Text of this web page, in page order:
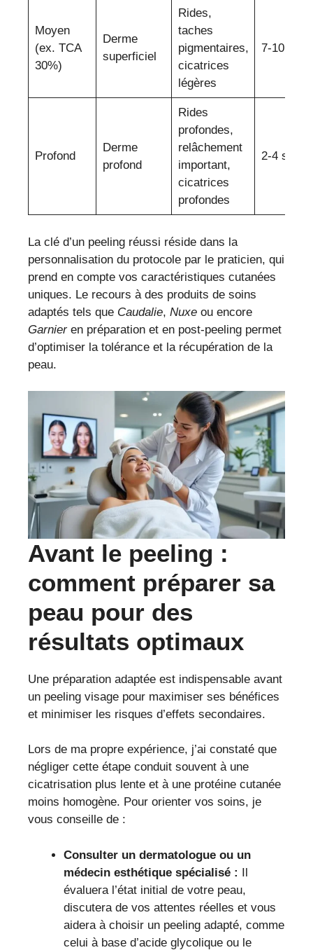
Moyen
(ex. TCA
30%)
Derme
superficiel
Rides,
taches
pigmentaires,
cicatrices
légères
7-10 jours
Profond
Derme
profond
Rides
profondes,
relâchement
important,
cicatrices
profondes
2-4
La clé d’un peeling réussi réside dans la
personnalisation du protocole par le praticien, qui
prend en compte vos caractéristiques cutanées
uniques. Le recours à des produits de soins
adaptés tels que Caudalie, Nuxe ou encore
Garnieren préparation et en post-peeling permet
d’optimiser la tolérance et la récupération de la
peau.
Avant le peeling :
comment préparer sa
peau pour des
résultats optimaux
Une préparation adaptée est indispensable avant
un peeling visage pour maximiser ses bénéfices
et minimiser les risques d’effets secondaires.
Lors de ma propre expérience, j’ai constaté que
négliger cette étape conduit souvent à une
cicatrisation plus lente et à une protéine cutanée
moins homogène. Pour orienter vos soins, je
vous conseille de :
Consulter un dermatologue ou un
médecin esthétique spécialisé : Il
évaluera l’état initial de votre peau,
discutera de vos attentes réelles et vous
aidera à choisir un peeling adapté, comme
celui à base d’acide glycolique ou le